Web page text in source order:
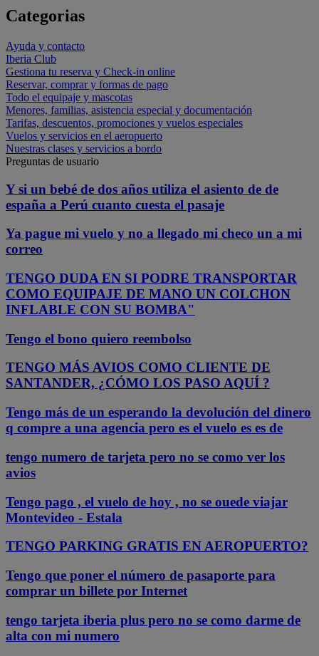
Categorias
Ayuda y contacto
Iberia Club
Gestiona tu reserva y Check-in online
Reservar, comprar y formas de pago
Todo el equipaje y mascotas
Menores, familias, asistencia especial y documentación
Tarifas, descuentos, promociones y vuelos especiales
Vuelos y servicios en el aeropuerto
Nuestras clases y servicios a bordo
Preguntas de usuario
Y si un bebé de dos años utiliza el asiento de de
españa a Perú cuanto cuesta el pasaje
Ya pague mi vuelo y no a llegado mi checo un a mi
correo
TENGO DUDA EN SI PODRE TRANSPORTAR
COMO EQUIPAJE DE MANO UN COLCHON
INFLABLE CON SU BOMBA"
Tengo el bono quiero reembolso
TENGO MÁS AVIOS COMO CLIENTE DE
SANTANDER, ¿CÓMO LOS PASO AQUÍ ?
Tengo más de un esperando la devolución del dinero
q compre a una agencia pero es el vuelo es es de
tengo numero de tarjeta pero no se como ver los
avios
Tengo pago , el vuelo de hoy , no se ouede viajar
Montevideo - Estala
TENGO PARKING GRATIS EN AEROPUERTO?
Tengo que poner el número de pasaporte para
comprar un billete por Internet
tengo tarjeta iberia plus pero no se como darme de
alta con mi numero